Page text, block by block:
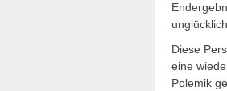
Diese
eine
Polemik